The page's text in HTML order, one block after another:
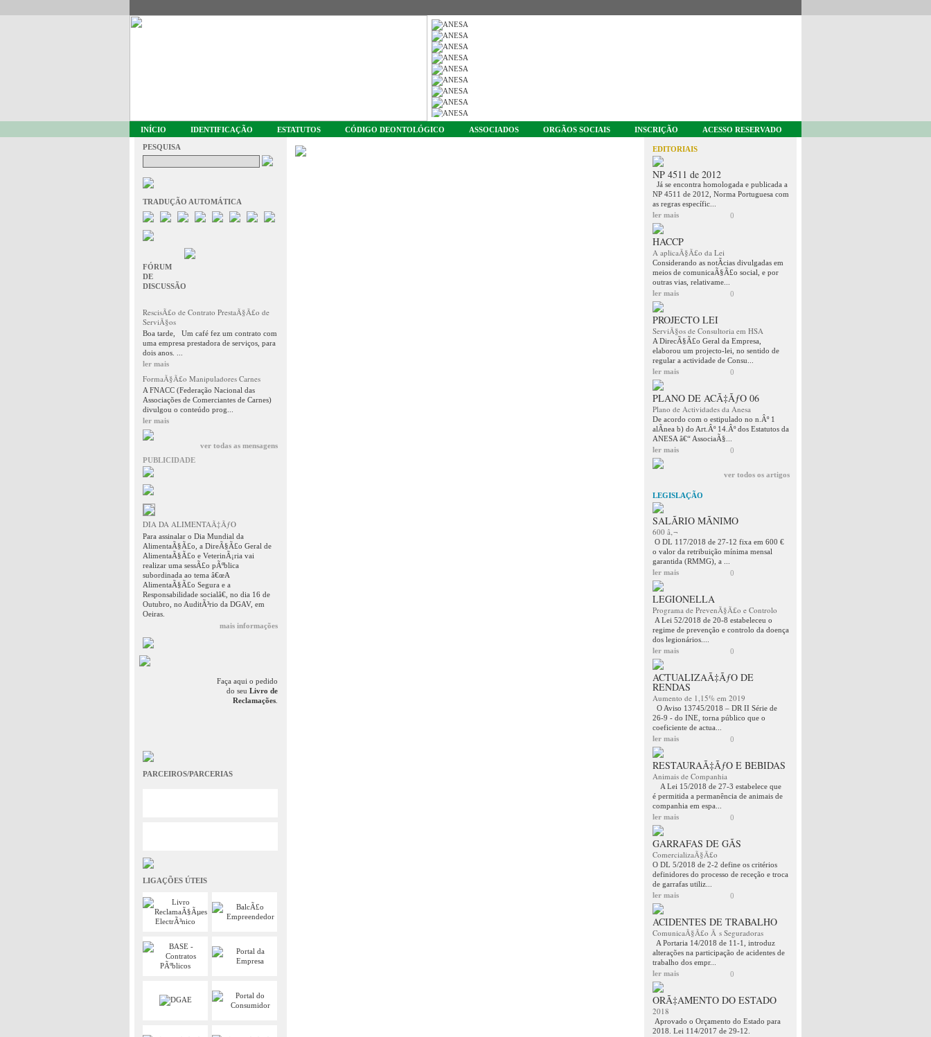
INÍCIO IDENTIFICAÇÃO ESTATUTOS CÓDIGO DEONTOLÓGICO ASSOCIADOS ORGÃOS SOCIAIS INSCRIÇÃO ACESSO RESERVADO
PESQUISA
TRADUÇÃO AUTOMÁTICA
FÓRUM
DE
DISCUSSÃO
RescisÃ£o de Contrato PrestaÃ§Ã£o de
ServiÃ§os
Boa tarde, Um café fez um contrato com
uma empresa prestadora de serviços, para
dois anos. ...
ler mais
FormaÃ§Ã£o Manipuladores Carnes
A FNACC (Federação Nacional das
Associações de Comerciantes de Carnes)
divulgou o conteúdo prog...
ler mais
ver todas as mensagens
PUBLICIDADE
DIA DA ALIMENTAÃ‡ÃƒO
Para assinalar o Dia Mundial da
AlimentaÃ§Ã£o, a DireÃ§Ã£o Geral de
AlimentaÃ§Ã£o e VeterinÃ¡ria vai
realizar uma sessÃ£o pÃºblica
subordinada ao tema â€œA
AlimentaÃ§Ã£o Segura e a
Responsabilidade socialâ€, no dia 16 de
Outubro, no AuditÃ³rio da DGAV, em
Oeiras.
mais informações
Faça aqui o pedido
do seu Livro de
Reclamações
PARCEIROS/PARCERIAS
LIGAÇÕES ÚTEIS
EDITORIAIS
NP 4511 de 2012
Já se encontra homologada e publicada a
NP 4511 de 2012, Norma Portuguesa com
as regras específic...
ler mais
0
HACCP
A aplicaÃ§Ã£o da Lei
Considerando as notÃ­cias divulgadas em
meios de comunicaÃ§Ã£o social, e por
outras vias, relativame...
ler mais
0
PROJECTO LEI
ServiÃ§os de Consultoria em HSA
A DirecÃ§Ã£o Geral da Empresa,
elaborou um projecto-lei, no sentido de
regular a actividade de Consu...
ler mais
0
PLANO DE ACÃ‡ÃƒO 06
Plano de Actividades da Anesa
De acordo com o estipulado no n.Âº 1
alÃ­nea b) do Art.Âº 14.Âº dos Estatutos da
ANESA â€“ AssociaÃ§...
ler mais
0
ver todos os artigos
LEGISLAÇÃO
SALÃRIO MÃNIMO
600 â‚¬
O DL 117/2018 de 27-12 fixa em 600 €
o valor da retribuição mínima mensal
garantida (RMMG), a ...
ler mais
0
LEGIONELLA
Programa de PrevenÃ§Ã£o e Controlo
A Lei 52/2018 de 20-8 estabeleceu o
regime de prevenção e controlo da doença
dos legionários....
ler mais
0
ACTUALIZAÃ‡ÃƒO DE
RENDAS
Aumento de 1,15% em 2019
O Aviso 13745/2018 – DR II Série de
26-9 - do INE, torna público que o
coeficiente de actua...
ler mais
0
RESTAURAÃ‡ÃƒO E BEBIDAS
Animais de Companhia
A Lei 15/2018 de 27-3 estabelece que
é permitida a permanência de animais de
companhia em espa...
ler mais
0
GARRAFAS DE GÃS
ComercializaÃ§Ã£o
O DL 5/2018 de 2-2 define os critérios
definidores do processo de receção e troca
de garrafas utiliz...
ler mais
0
ACIDENTES DE TRABALHO
ComunicaÃ§Ã£o Ã s Seguradoras
A Portaria 14/2018 de 11-1, introduz
alterações na participação de acidentes de
trabalho dos empr...
ler mais
0
ORÃ‡AMENTO DO ESTADO
2018
Aprovado o Orçamento do Estado para
2018. Lei 114/2017 de 29-12.